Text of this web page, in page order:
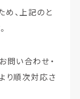
、上記のと
問い合わせ・
り順次対応さ